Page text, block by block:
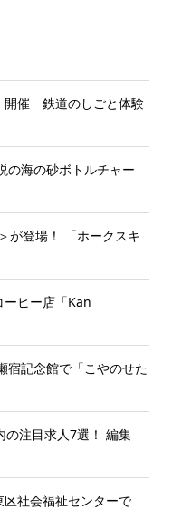
開催 鉄道のしごと体験
の海の砂ボトルチャー
が登場！ 「ホークスキ
ーヒー店「Kan
宿記念館で「こやのせた
の注目求人7選！ 編集
社会福祉センターで